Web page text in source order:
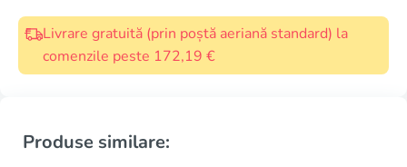
Livrare gratuită (prin poștă aeriană standard) la
comenzile peste 172,19 €
Produse similare: